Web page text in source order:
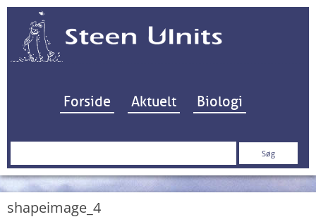
Hop til indhold
Forside Aktuelt Biologi
Søg
shapeimage_4